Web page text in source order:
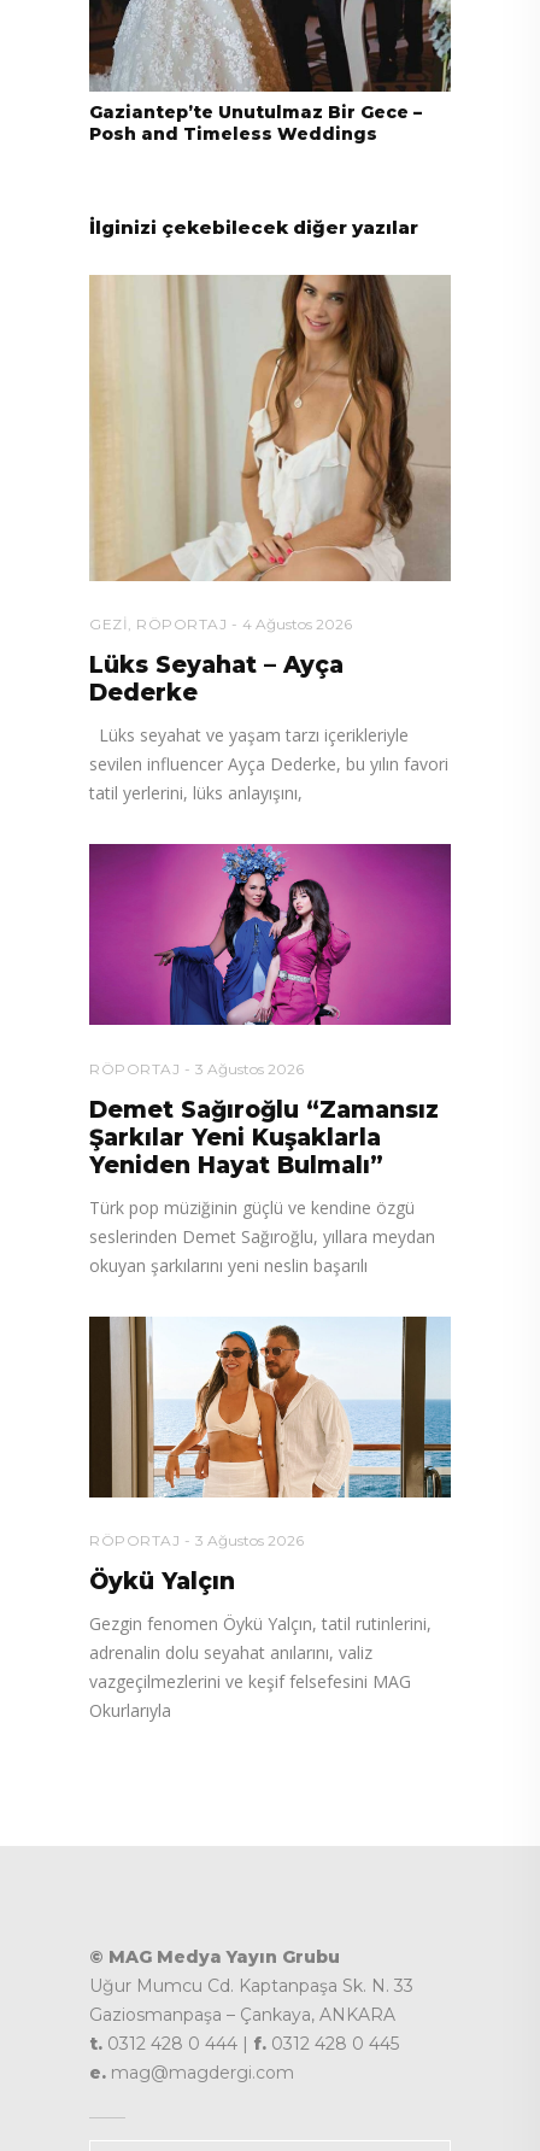
Gaziantep’te Unutulmaz Bir Gece –
Posh and Timeless Weddings
İlginizi çekebilecek diğer yazılar
GEZI , RÖPORTAJ 4 Ağustos 2026
Lüks Seyahat – Ayça
Dederke
Lüks seyahat ve yaşam tarzı içerikleriyle
sevilen influencer Ayça Dederke, bu yılın favori
tatil yerlerini, lüks anlayışını,
RÖPORTAJ 3 Ağustos 2026
Demet Sağıroğlu “Zamansız
Şarkılar Yeni Kuşaklarla
Yeniden Hayat Bulmalı”
Türk pop müziğinin güçlü ve kendine özgü
seslerinden Demet Sağıroğlu, yıllara meydan
okuyan şarkılarını yeni neslin başarılı
RÖPORTAJ 3 Ağustos 2026
Öykü Yalçın
Gezgin fenomen Öykü Yalçın, tatil rutinlerini,
adrenalin dolu seyahat anılarını, valiz
vazgeçilmezlerini ve keşif felsefesini MAG
Okurlarıyla
© MAG Medya Yayın Grubu
Uğur Mumcu Cd. Kaptanpaşa Sk. N. 33
Gaziosmanpaşa – Çankaya, ANKARA
t. 0312 428 0 444 | f. 0312 428 0 445
e. mag@magdergi.com